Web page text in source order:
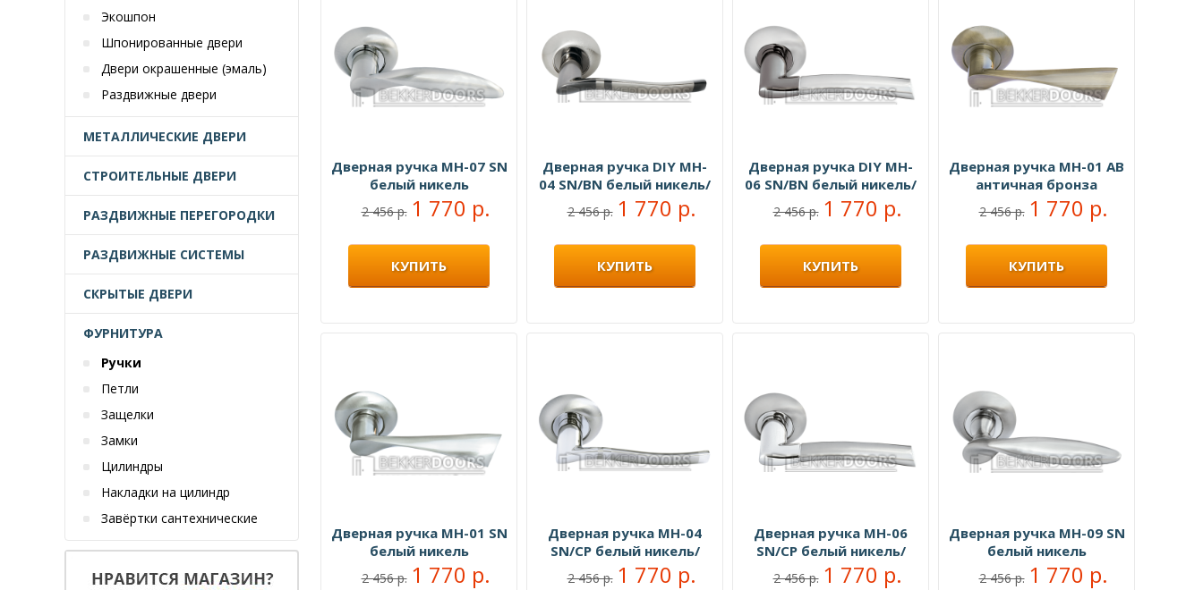
Экошпон
Шпонированные двери
Двери окрашенные (эмаль)
Раздвижные двери
МЕТАЛЛИЧЕСКИЕ ДВЕРИ
СТРОИТЕЛЬНЫЕ ДВЕРИ
РАЗДВИЖНЫЕ ПЕРЕГОРОДКИ
РАЗДВИЖНЫЕ СИСТЕМЫ
СКРЫТЫЕ ДВЕРИ
ФУРНИТУРА
Ручки
Петли
Защелки
Замки
Цилиндры
Накладки на цилиндр
Завёртки сантехнические
Дверная ручка MH-07 SN
белый никель
2 456 р. 1 770 р.
КУПИТЬ
Дверная ручка DIY MH-
04 SN/BN белый никель/
черный никель
2 456 р. 1 770 р.
КУПИТЬ
Дверная ручка DIY MH-
06 SN/BN белый никель/
черный никель
2 456 р. 1 770 р.
КУПИТЬ
Дверная ручка MH-01 AB
античная бронза
2 456 р. 1 770 р.
КУПИТЬ
Дверная ручка MH-01 SN
белый никель
2 456 р. 1 770 р.
Дверная ручка MH-04
SN/CP белый никель/
полированный хром
2 456 р. 1 770 р.
Дверная ручка MH-06
SN/CP белый никель/
полированный хром
2 456 р. 1 770 р.
Дверная ручка MH-09 SN
белый никель
2 456 р. 1 770 р.